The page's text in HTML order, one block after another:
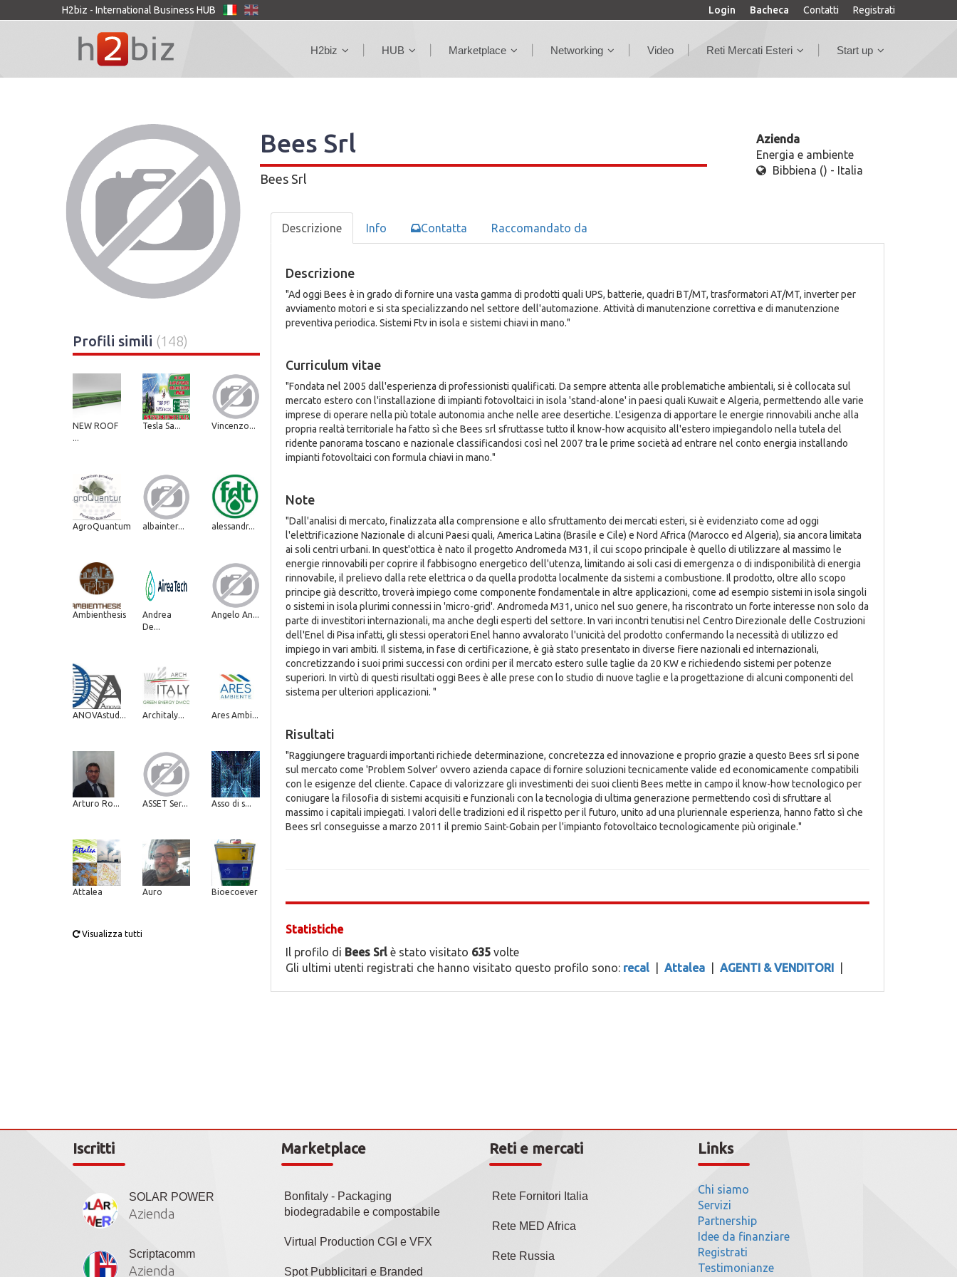
H2biz - International Business HUB Login Bacheca Contatti Registrati
H2biz HUB Marketplace Networking Video Reti Mercati Esteri Start up
Bees Srl
Bees Srl
Azienda
Energia e ambiente
Bibbiena () - Italia
Profili simili (148)
NEW ROOF
...
Tesla Sa... Vincenzo...
AgroQuantum albainter... alessandr...
Ambienthesis
Andrea
De...
Angelo An...
ANOVAstud... Architaly... Ares Ambi...
Arturo Ro... ASSET Ser... Asso di s...
Attalea Auro Bioecoever
Visualizza tutti
Descrizione Info Contatta Raccomandato da
Descrizione
"Ad oggi Bees è in grado di fornire una vasta gamma di prodotti quali UPS, batterie, quadri BT/MT, trasformatori AT/MT, inverter per
avviamento motori e si sta specializzando nel settore dell'automazione. Attività di manutenzione correttiva e di manutenzione
preventiva periodica. Sistemi Ftv in isola e sistemi chiavi in mano."
Curriculum vitae
"Fondata nel 2005 dall'esperienza di professionisti qualificati. Da sempre attenta alle problematiche ambientali, si è collocata sul
mercato estero con l'installazione di impianti fotovoltaici in isola 'stand-alone' in paesi quali Kuwait e Algeria, permettendo alle varie
imprese di operare nella più totale autonomia anche nelle aree desertiche. L'esigenza di apportare le energie rinnovabili anche alla
propria realtà territoriale ha fatto sì che Bees srl sfruttasse tutto il know-how acquisito all'estero impiegandolo nella tutela del
ridente panorama toscano e nazionale classificandosi così nel 2007 tra le prime società ad entrare nel conto energia installando
impianti fotovoltaici con formula chiavi in mano."
Note
"Dall'analisi di mercato, finalizzata alla comprensione e allo sfruttamento dei mercati esteri, si è evidenziato come ad oggi
l'elettrificazione Nazionale di alcuni Paesi quali, America Latina (Brasile e Cile) e Nord Africa (Marocco ed Algeria), sia ancora limitata
ai soli centri urbani. In quest'ottica è nato il progetto Andromeda M31, il cui scopo principale è quello di utilizzare al massimo le
energie rinnovabili per coprire il fabbisogno energetico dell'utenza, limitando ai soli casi di emergenza o di indisponibilità di energia
rinnovabile, il prelievo dalla rete elettrica o da quella prodotta localmente da sistemi a combustione. Il prodotto, oltre allo scopo
principe già descritto, troverà impiego come componente fondamentale in altre applicazioni, come ad esempio sistemi in isola singoli
o sistemi in isola plurimi connessi in 'micro-grid'. Andromeda M31, unico nel suo genere, ha riscontrato un forte interesse non solo da
parte di investitori internazionali, ma anche degli esperti del settore. In vari incontri tenutisi nel Centro Direzionale delle Costruzioni
dell'Enel di Pisa infatti, gli stessi operatori Enel hanno avvalorato l'unicità del prodotto confermando la necessità di utilizzo ed
impiego in vari ambiti. Il sistema, in fase di certificazione, è già stato presentato in diverse fiere nazionali ed internazionali,
concretizzando i suoi primi successi con ordini per il mercato estero sulle taglie da 20 KW e richiedendo sistemi per potenze
superiori. In virtù di questi risultati oggi Bees è alle prese con lo studio di nuove taglie e la progettazione di alcuni componenti del
sistema per ulteriori applicazioni. "
Risultati
"Raggiungere traguardi importanti richiede determinazione, concretezza ed innovazione e proprio grazie a questo Bees srl si pone
sul mercato come 'Problem Solver' ovvero azienda capace di fornire soluzioni tecnicamente valide ed economicamente compatibili
con le esigenze del cliente. Capace di valorizzare gli investimenti dei suoi clienti Bees mette in campo il know-how tecnologico per
coniugare la filosofia di sistemi acquisiti e funzionali con la tecnologia di ultima generazione permettendo così di sfruttare al
massimo i capitali impiegati. I valori delle tradizioni ed il rispetto per il futuro, unito ad una pluriennale esperienza, hanno fatto sì che
Bees srl conseguisse a marzo 2011 il premio Saint-Gobain per l'impianto fotovoltaico tecnologicamente più originale."
Statistiche
Il profilo di Bees Srlè stato visitato 635volte
Gli ultimi utenti registrati che hanno visitato questo profilo sono: recal Attalea AGENTI & VENDITORI
Iscritti
SOLAR POWER
Azienda
Scriptacomm
Azienda
Marketplace
Bonfitaly - Packaging
biodegradabile e compostabile
Virtual Production CGI e VFX
Spot Pubblicitari e Branded
Reti e mercati
Rete Fornitori Italia
Rete MED Africa
Rete Russia
Links
Chi siamo
Servizi
Partnership
Idee da finanziare
Registrati
Testimonianze